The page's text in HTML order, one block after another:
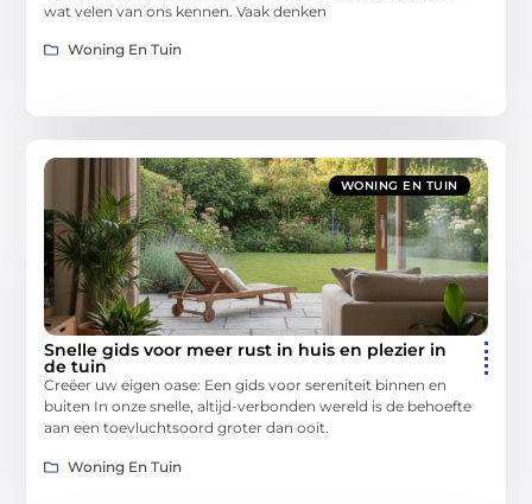
wat velen van ons kennen. Vaak denken
Woning En Tuin
WONING EN TUIN
Snelle gids voor meer rust in huis en plezier in
de tuin
Creëer uw eigen oase: Een gids voor sereniteit binnen en
buiten In onze snelle, altijd-verbonden wereld is de behoefte
aan een toevluchtsoord groter dan ooit.
Woning En Tuin